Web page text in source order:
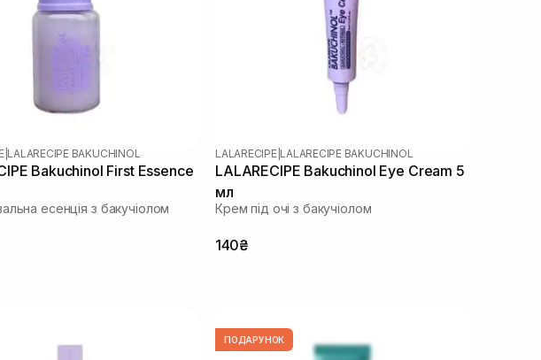
LALARECIPE BAKUCHINOL
Bakuchinol First Essence
есенція з бакучіолом
LALARECIPE LALARECIPE BAKUCHINOL
LALARECIPE Bakuchinol Eye Cream 5
мл
Крем під очі з бакучіолом
140₴
ПОДАРУНОК